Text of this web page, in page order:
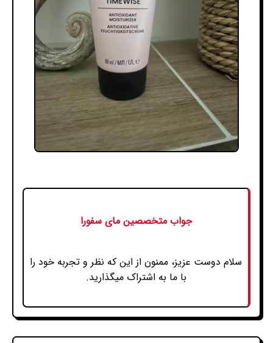
جواب متخصصین مای سفورا
سلام دوست عزیز، ممنون از این که نظر و تجربه خود را
با ما به اشتراک میگذارید.